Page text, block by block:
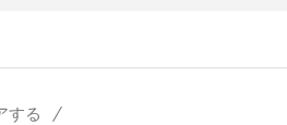
する